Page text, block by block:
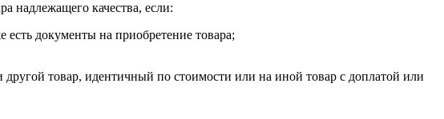
надлежащего качества, если:
документы на приобретение товара;
другой товар, идентичный по стоимости или на иной товар с доплатой или